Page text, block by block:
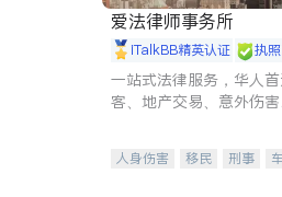
爱法律师事务所
iTalkBB精英认证 执
一站式法律服务，华人
客、地产交易、意外伤
人身伤害 移民 刑事